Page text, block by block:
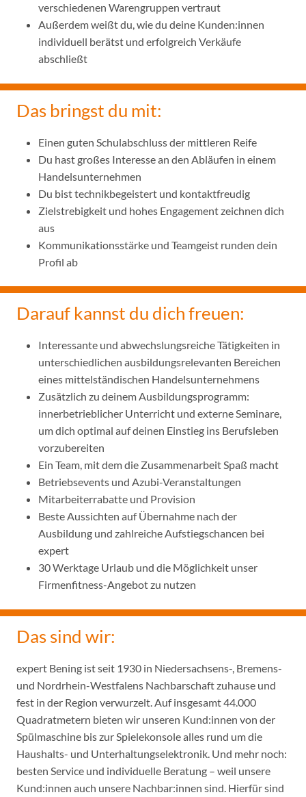
verschiedenen Warengruppen vertraut
Außerdem weißt du, wie du deine Kunden:innen
individuell berätst und erfolgreich Verkäufe
abschließt
Das bringst du mit:
Einen guten Schulabschluss der mittleren Reife
Du hast großes Interesse an den Abläufen in einem
Handelsunternehmen
Du bist technikbegeistert und kontaktfreudig
Zielstrebigkeit und hohes Engagement zeichnen dich
aus
Kommunikationsstärke und Teamgeist runden dein
Profil ab
Darauf kannst du dich freuen:
Interessante und abwechslungsreiche Tätigkeiten in
unterschiedlichen ausbildungsrelevanten Bereichen
eines mittelständischen Handelsunternehmens
Zusätzlich zu deinem Ausbildungsprogramm:
innerbetrieblicher Unterricht und externe Seminare,
um dich optimal auf deinen Einstieg ins Berufsleben
vorzubereiten
Ein Team, mit dem die Zusammenarbeit Spaß macht
Betriebsevents und Azubi-Veranstaltungen
Mitarbeiterrabatte und Provision
Beste Aussichten auf Übernahme nach der
Ausbildung und zahlreiche Aufstiegschancen bei
expert
30 Werktage Urlaub und die Möglichkeit unser
Firmenfitness-Angebot zu nutzen
Das sind wir:
expert Bening ist seit 1930 in Niedersachsens-, Bremens-
und Nordrhein-Westfalens Nachbarschaft zuhause und
fest in der Region verwurzelt. Auf insgesamt 44.000
Quadratmetern bieten wir unseren Kund:innen von der
Spülmaschine bis zur Spielekonsole alles rund um die
Haushalts- und Unterhaltungselektronik. Und mehr noch:
besten Service und individuelle Beratung – weil unsere
Kund:innen auch unsere Nachbar:innen sind. Hierfür sind